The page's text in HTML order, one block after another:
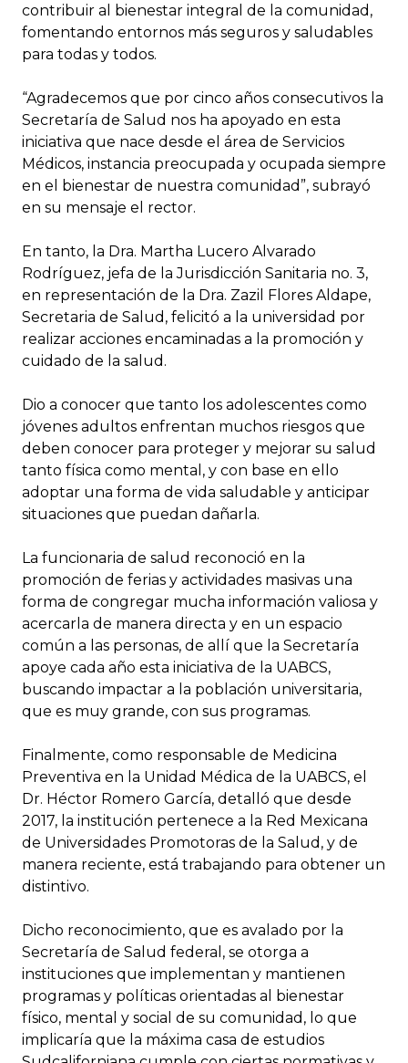
contribuir al bienestar integral de la comunidad,
fomentando entornos más seguros y saludables
para todas y todos.
“Agradecemos que por cinco años consecutivos la
Secretaría de Salud nos ha apoyado en esta
iniciativa que nace desde el área de Servicios
Médicos, instancia preocupada y ocupada siempre
en el bienestar de nuestra comunidad”, subrayó
en su mensaje el rector.
En tanto, la Dra. Martha Lucero Alvarado
Rodríguez, jefa de la Jurisdicción Sanitaria no. 3,
en representación de la Dra. Zazil Flores Aldape,
Secretaria de Salud, felicitó a la universidad por
realizar acciones encaminadas a la promoción y
cuidado de la salud.
Dio a conocer que tanto los adolescentes como
jóvenes adultos enfrentan muchos riesgos que
deben conocer para proteger y mejorar su salud
tanto física como mental, y con base en ello
adoptar una forma de vida saludable y anticipar
situaciones que puedan dañarla.
La funcionaria de salud reconoció en la
promoción de ferias y actividades masivas una
forma de congregar mucha información valiosa y
acercarla de manera directa y en un espacio
común a las personas, de allí que la Secretaría
apoye cada año esta iniciativa de la UABCS,
buscando impactar a la población universitaria,
que es muy grande, con sus programas.
Finalmente, como responsable de Medicina
Preventiva en la Unidad Médica de la UABCS, el
Dr. Héctor Romero García, detalló que desde
2017, la institución pertenece a la Red Mexicana
de Universidades Promotoras de la Salud, y de
manera reciente, está trabajando para obtener un
distintivo.
Dicho reconocimiento, que es avalado por la
Secretaría de Salud federal, se otorga a
instituciones que implementan y mantienen
programas y políticas orientadas al bienestar
físico, mental y social de su comunidad, lo que
implicaría que la máxima casa de estudios